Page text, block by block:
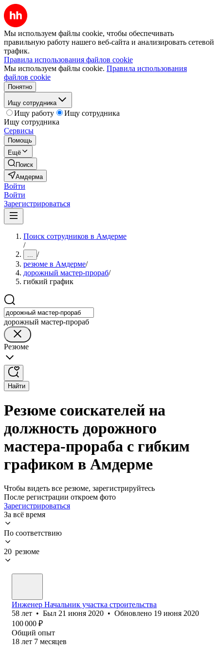
Мы используем файлы cookie, чтобы обеспечивать
правильную работу нашего веб-сайта и анализировать сетевой
трафик.
Правила использования файлов cookie
Мы используем файлы cookie. Правила использования
файлов cookie
Понятно
Ищу сотрудника
Ищу работу
Ищу сотрудника
Ищу сотрудника
Сервисы
Помощь
Ещё
Поиск
Амдерма
Войти
Войти
Зарегистрироваться
Поиск сотрудников в Амдерме
/
... /
резюме в Амдерме/
дорожный мастер-прораб/
гибкий график
дорожный мастер-прораб
Резюме
Найти
Резюме соискателей на
должность дорожного
мастера-прораба с гибким
графиком в Амдерме
Чтобы видеть все резюме, зарегистрируйтесь
После регистрации откроем фото
Зарегистрироваться
За всё время
По соответствию
20 резюме
Инженер Начальник участка строительства
58 лет • Был 21 июня 2020 • Обновлено 19 июня 2020
100 000 ₽
Общий опыт
18 лет 7 месяцев